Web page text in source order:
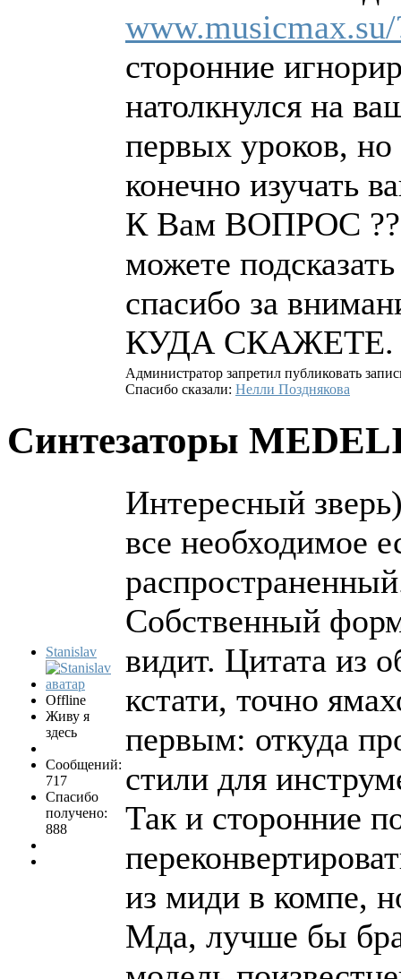
сторонние
натолкнулся на
первых уроков,
конечно изучать
К Вам ВОПРОС
можете
спасибо за
КУДА СКАЖЕТЕ.
Администратор запретил публиковать
Спасибо сказали: Нелли Позднякова
Синтезаторы
Stanislav
Offline
Живу я
здесь
Сообщений:
717
Спасибо
получено:
888
Интересный
все необходимое
Собственный
видит. Цитата из
кстати, точно
первым: откуда
стили для
Так и сторонние
из миди в компе,
Мда, лучше бы